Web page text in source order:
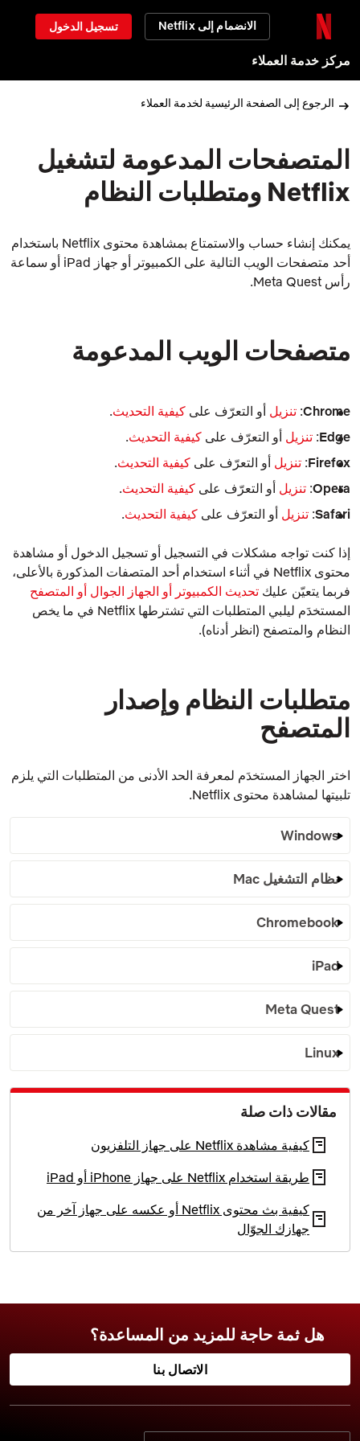
الانضمام إلى Netflix تسجيل الدخول
مركز خدمة العملاء
الرجوع إلى الصفحة الرئيسية لخدمة العملاء
المتصفحات المدعومة لتشغيل
Netflix ومتطلبات النظام
يمكنك إنشاء حساب والاستمتاع بمشاهدة محتوى Netflix باستخدام
أحد متصفحات الويب التالية على الكمبيوتر أو جهاز iPad أو سماعة
رأس Meta Quest.
متصفحات الويب المدعومة
Chrome
: تنزيل أو التعرّف على كيفية التحديث.
Edge
: تنزيل أو التعرّف على كيفية التحديث.
Firefox
: تنزيل أو التعرّف على كيفية التحديث.
Opera
: تنزيل أو التعرّف على كيفية التحديث.
Safari
: تنزيل أو التعرّف على كيفية التحديث.
إذا كنت تواجه مشكلات في التسجيل أو تسجيل الدخول أو مشاهدة
محتوى Netflix في أثناء استخدام أحد المتصفات المذكورة بالأعلى،
فربما يتعيّن عليك تحديث الكمبيوتر أو الجهاز الجوال أو المتصفح
المستخدَم ليلبي المتطلبات التي تشترطها Netflix في ما يخص
النظام والمتصفح (انظر أدناه).
متطلبات النظام وإصدار
المتصفح
اختر الجهاز المستخدَم لمعرفة الحد الأدنى من المتطلبات التي يلزم
تلبيتها لمشاهدة محتوى Netflix.
Windows
نظام التشغيل Mac
Chromebook
iPad
Meta Quest
Linux
مقالات ذات صلة
كيفية مشاهدة Netflix على جهاز التلفزيون
طريقة استخدام Netflix على جهاز iPhone أو iPad
كيفية بث محتوى Netflix أو عكسه على جهاز آخر من
جهازك الجوّال
هل ثمة حاجة للمزيد من المساعدة؟
الاتصال بنا
حدّد لغتك المفضّلة: